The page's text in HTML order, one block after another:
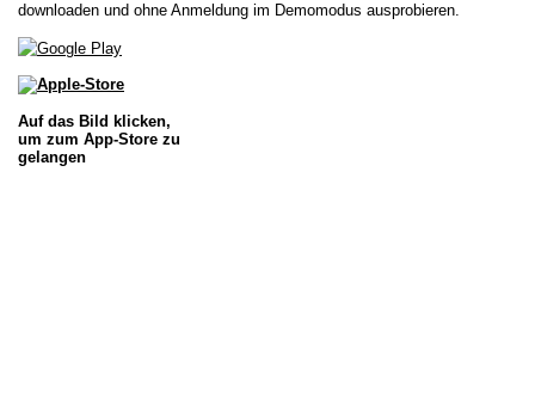
downloaden und ohne Anmeldung im Demomodus ausprobieren.
Auf das Bild klicken,
um zum App-Store zu
gelangen